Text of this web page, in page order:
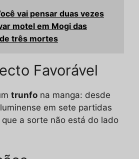
vai pensar duas vezes
motel em Mogi das
três mortes
Favorável
trunfo na manga: desde
em sete partidas
a sorte não está do lado